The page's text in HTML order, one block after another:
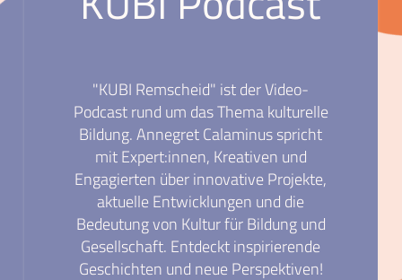
"KUBI Remscheid" ist der Video-
Podcast rund um das Thema kulturelle
Bildung. Annegret Calaminus spricht
mit Expert:innen, Kreativen und
Engagierten über innovative Projekte,
aktuelle Entwicklungen und die
Bedeutung von Kultur für Bildung und
Gesellschaft. Entdeckt inspirierende
Geschichten und neue Perspektiven!